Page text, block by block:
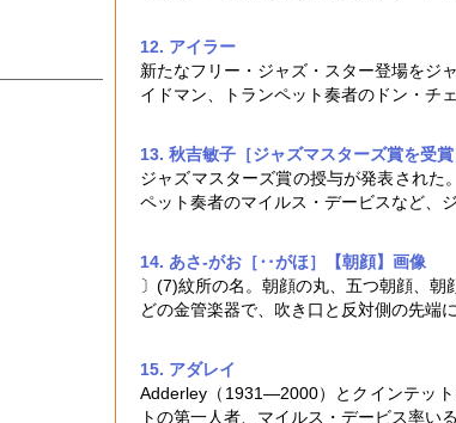
12. アイラー
新たなフリー・ジャズ・スター登場をジ
イドマン、
トランペット奏者のドン・チ
13. 秋吉敏子［ジャズマスターズ賞を受賞
ジャズマスターズ賞の授与が発表された
ペット奏者のマイルス・デービスなど、
14. あさ‐がお［‥がほ］【朝顔】 画像
〕(7)紋所の名。朝顔の丸、五つ朝顔、
どの金管楽器で、吹き口と反対側の先端
15. アダレイ
Adderley（1931―2000）とクインテッ
トの第一人者、マイルス・デービス率い